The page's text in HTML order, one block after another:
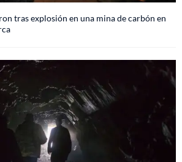
tras explosión en una mina de carbón en